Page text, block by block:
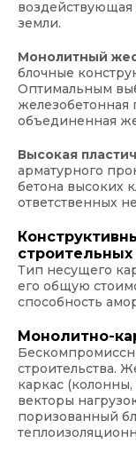
земли.
Монолитный
блочные
Оптимальным
железобетонная
объединенная
Высокая
арматурного
бетона высоких
ответственных
Тип несущего
его общую
способность
Монолитно-
строительства.
каркас
векторы
поризованный